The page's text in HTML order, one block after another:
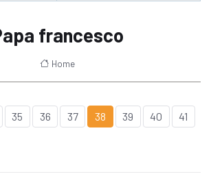
francesco
Home
35 36 37 38 39 40 41